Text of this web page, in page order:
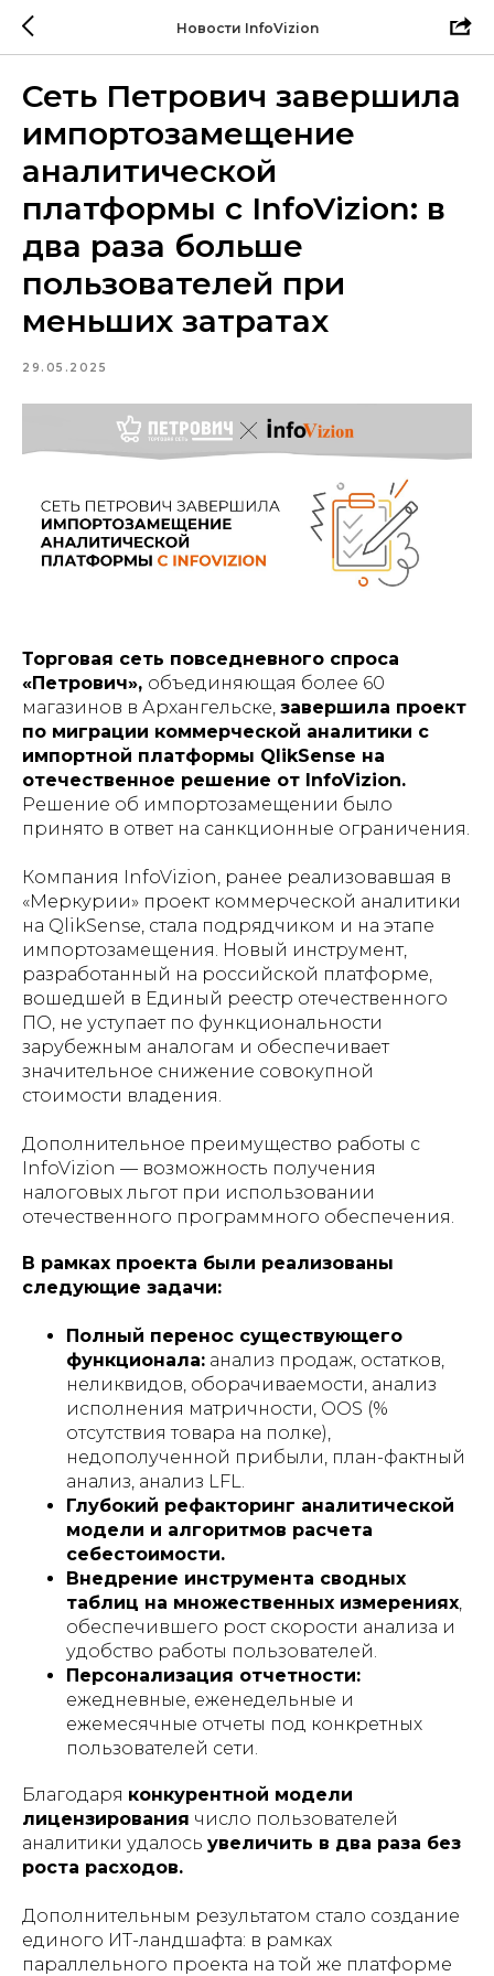
Новости InfoVizion
Сеть Петрович завершила
импортозамещение
аналитической
платформы с InfoVizion: в
два раза больше
пользователей при
меньших затратах
29.05.2025
Торговая сеть повседневного спроса
«Петрович», объединяющая более 60
магазинов в Архангельске, завершила проект
по миграции коммерческой аналитики с
импортной платформы QlikSense на
отечественное решение от InfoVizion.
Решение об импортозамещении было
принято в ответ на санкционные ограничения.
Компания InfoVizion, ранее реализовавшая в
«Меркурии» проект коммерческой аналитики
на QlikSense, стала подрядчиком и на этапе
импортозамещения. Новый инструмент,
разработанный на российской платформе,
вошедшей в Единый реестр отечественного
ПО, не уступает по функциональности
зарубежным аналогам и обеспечивает
значительное снижение совокупной
стоимости владения.
Дополнительное преимущество работы с
InfoVizion — возможность получения
налоговых льгот при использовании
отечественного программного обеспечения.
В рамках проекта были реализованы
следующие задачи:
Полный перенос существующего
функционала: анализ продаж, остатков,
неликвидов, оборачиваемости, анализ
исполнения матричности, OOS (%
отсутствия товара на полке),
недополученной прибыли, план-фактный
анализ, анализ LFL.
Глубокий рефакторинг аналитической
модели и алгоритмов расчета
себестоимости.
Внедрение инструмента сводных
таблиц на множественных измерениях
обеспечившего рост скорости анализа и
удобство работы пользователей.
Персонализация отчетности:
ежедневные, еженедельные и
ежемесячные отчеты под конкретных
пользователей сети.
Благодаря конкурентной модели
лицензирования число пользователей
аналитики удалось увеличить в два раза без
роста расходов.
Дополнительным результатом стало создание
единого ИТ-ландшафта: в рамках
параллельного проекта на той же платформе